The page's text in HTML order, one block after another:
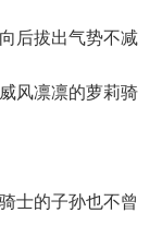
后拔出气势不减
风凛凛的萝莉骑
士的子孙也不曾